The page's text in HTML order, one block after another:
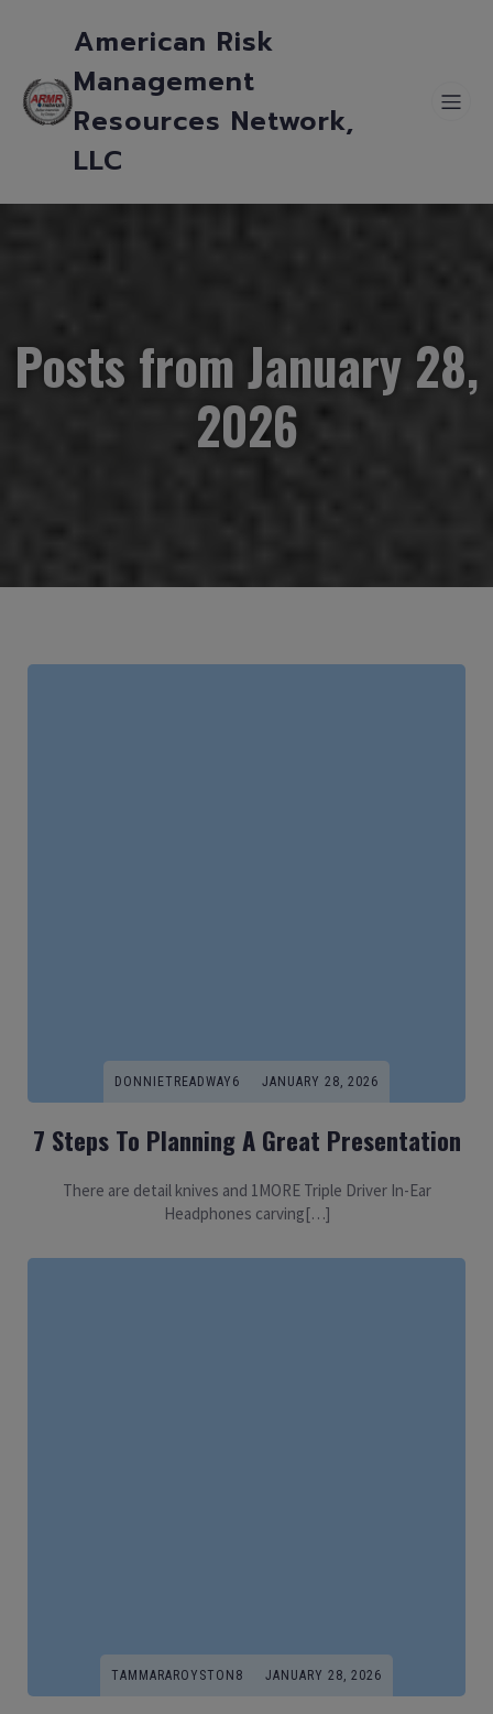
American Risk
Management
Resources Network,
LLC
Posts from January 28,
2026
DONNIETREADWAY6 JANUARY 28, 2026
7 Steps To Planning A Great Presentation
There are detail knives and 1MORE Triple Driver In-Ear
Headphones carving[…]
TAMMARAROYSTON8 JANUARY 28, 2026